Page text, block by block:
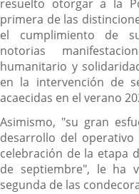
resuelto otorgar a la
primera de las
el cumplimiento de
notorias
humanitario y
en la intervención de
acaecidas en el verano
Asimismo, "su gran
desarrollo del
celebración de la etapa
de septiembre", le ha
segunda de las